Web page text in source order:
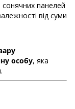
панелей
від суми
особу, яка